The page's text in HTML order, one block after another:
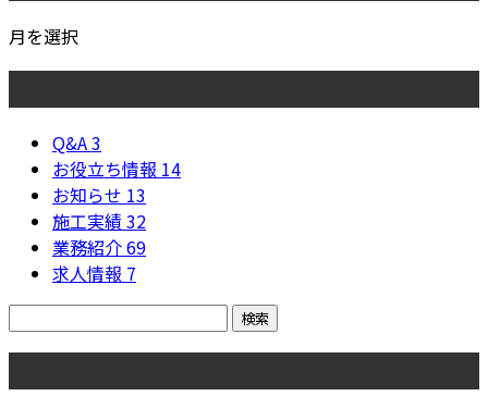
月を選択
Q&A3
お役立ち情報 14
お知らせ 13
施工実績32
業務紹介69
求人情報 7